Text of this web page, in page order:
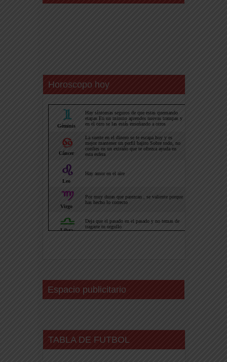
Horoscopo hoy
Espacio publicitario
TABLA DE FUTBOL